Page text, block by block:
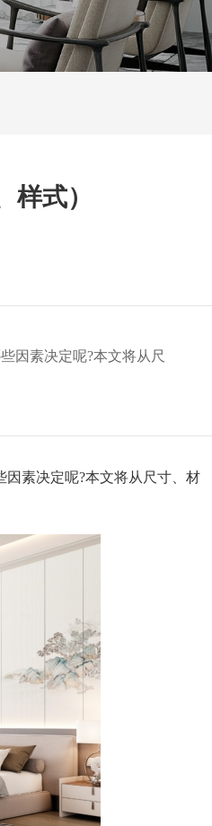
式）
因素决定呢?本文将从尺
素决定呢?本文将从尺寸、材